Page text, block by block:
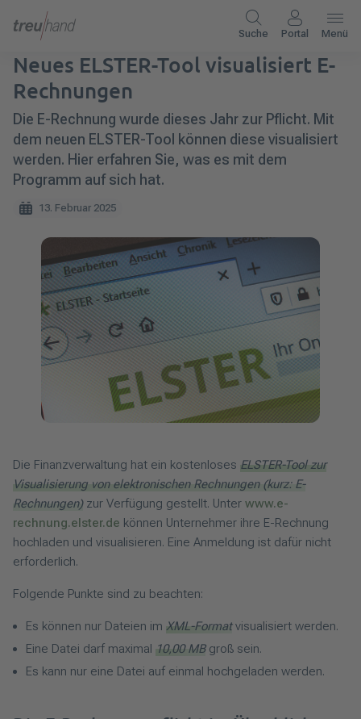
Suche Portal Menü
Neues ELSTER-Tool visualisiert E-
Rechnungen
Die E-Rechnung wurde dieses Jahr zur Pflicht. Mit
dem neuen ELSTER-Tool können diese visualisiert
werden. Hier erfahren Sie, was es mit dem
Programm auf sich hat.
13. Februar 2025
Die Finanzverwaltung hat ein kostenloses ELSTER-Tool zur
Visualisierung von elektronischen Rechnungen (kurz: E-
Rechnungen)zur Verfügung gestellt. Unter www.e-
rechnung.elster.de können Unternehmer ihre E-Rechnung
hochladen und visualisieren. Eine Anmeldung ist dafür nicht
erforderlich.
Folgende Punkte sind zu beachten:
Es können nur Dateien im XML-Formatvisualisiert werden.
Eine Datei darf maximal 10,00 MBgroß sein.
Es kann nur eine Datei auf einmal hochgeladen werden.